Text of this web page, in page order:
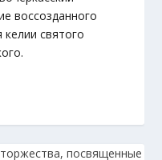
воссозданного
святого